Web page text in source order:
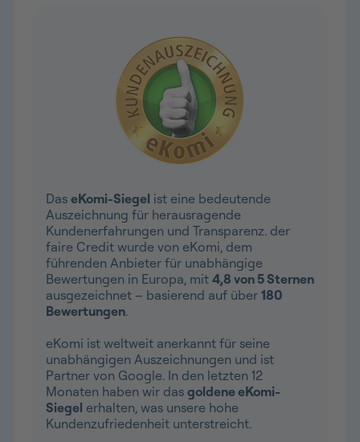
Das eKomi-Siegel ist eine bedeutende
Auszeichnung für herausragende
Kundenerfahrungen und Transparenz. der
faire Credit wurde von eKomi, dem
führenden Anbieter für unabhängige
Bewertungen in Europa, mit 4,8 von 5 Sternen
ausgezeichnet – basierend auf über 180
Bewertungen.
eKomi ist weltweit anerkannt für seine
unabhängigen Auszeichnungen und ist
Partner von Google. In den letzten 12
Monaten haben wir das goldene eKomi-
Siegel erhalten, was unsere hohe
Kundenzufriedenheit unterstreicht.